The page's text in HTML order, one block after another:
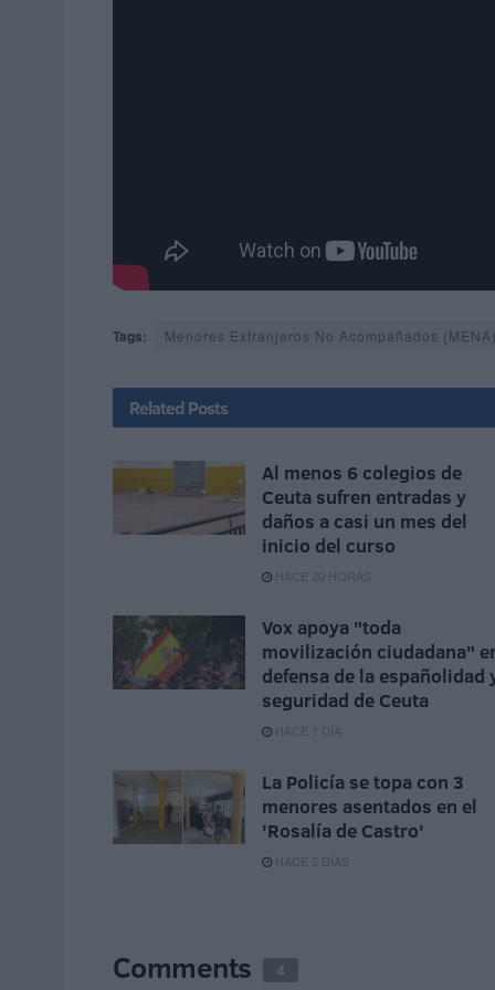
Tags: Menores Extranjeros No Acompañados (MENA)
Related Posts
Al menos 6 colegios de
Ceuta sufren entradas y
daños a casi un mes del
inicio del curso
HACE 20 HORAS
Vox apoya "toda
movilización ciudadana"
defensa de la españolidad
seguridad de Ceuta
HACE 1 DÍA
La Policía se topa con 3
menores asentados en el
'Rosalía de Castro'
HACE 2 DÍAS
Comments 4